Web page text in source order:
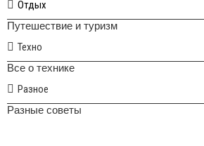
Отдых
Путешествие и туризм
Техно
Все о технике
Разное
Разные советы